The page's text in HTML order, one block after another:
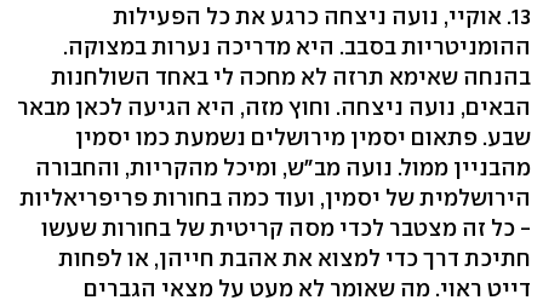
13. אוקיי, נועה ניצחה כרגע את כל הפעילות
ההומניטריות בסבב. היא מדריכה נערות במצוקה.
בהנחה שאימא תרזה לא מחכה לי באחד השולחנות
הבאים, נועה ניצחה. וחוץ מזה, היא הגיעה לכאן מבאר
שבע. פתאום יסמין מירושלים נשמעת כמו יסמין
מהבניין ממול. נועה מב"ש, ומיכל מהקריות, והחבורה
הירושלמית של יסמין, ועוד כמה בחורות פריפריאליות
- כל זה מצטבר לכדי מסה קריטית של בחורות שעשו
חתיכת דרך כדי למצוא את אהבת חייהן, או לפחות
דייט ראוי. מה שאומר לא מעט על מצאי הגברים